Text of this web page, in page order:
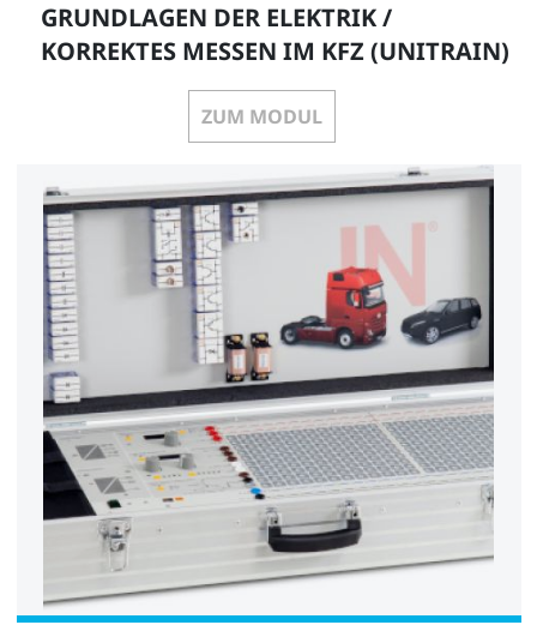
GRUNDLAGEN DER ELEKTRIK /
KORREKTES MESSEN IM KFZ (UNITRAIN)
ZUM MODUL